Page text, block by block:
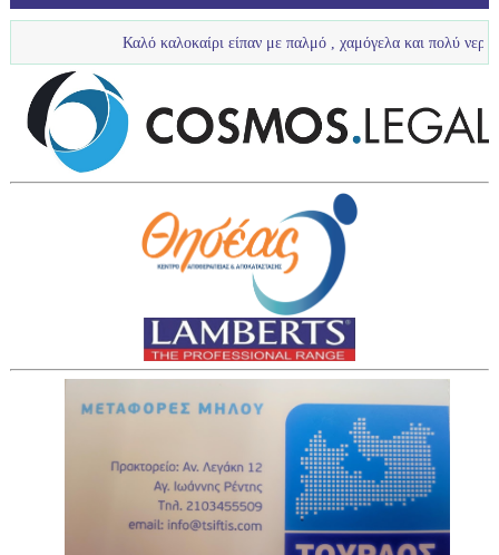
Καλό καλοκαίρι είπαν με παλμό , χαμόγελα και πολύ νερό τα